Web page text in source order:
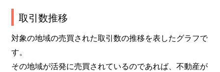
取引数推移
対象の地域の売買された取引数の推移を表したグラフで
す。
その地域が活発に売買されているのであれば、不動産が